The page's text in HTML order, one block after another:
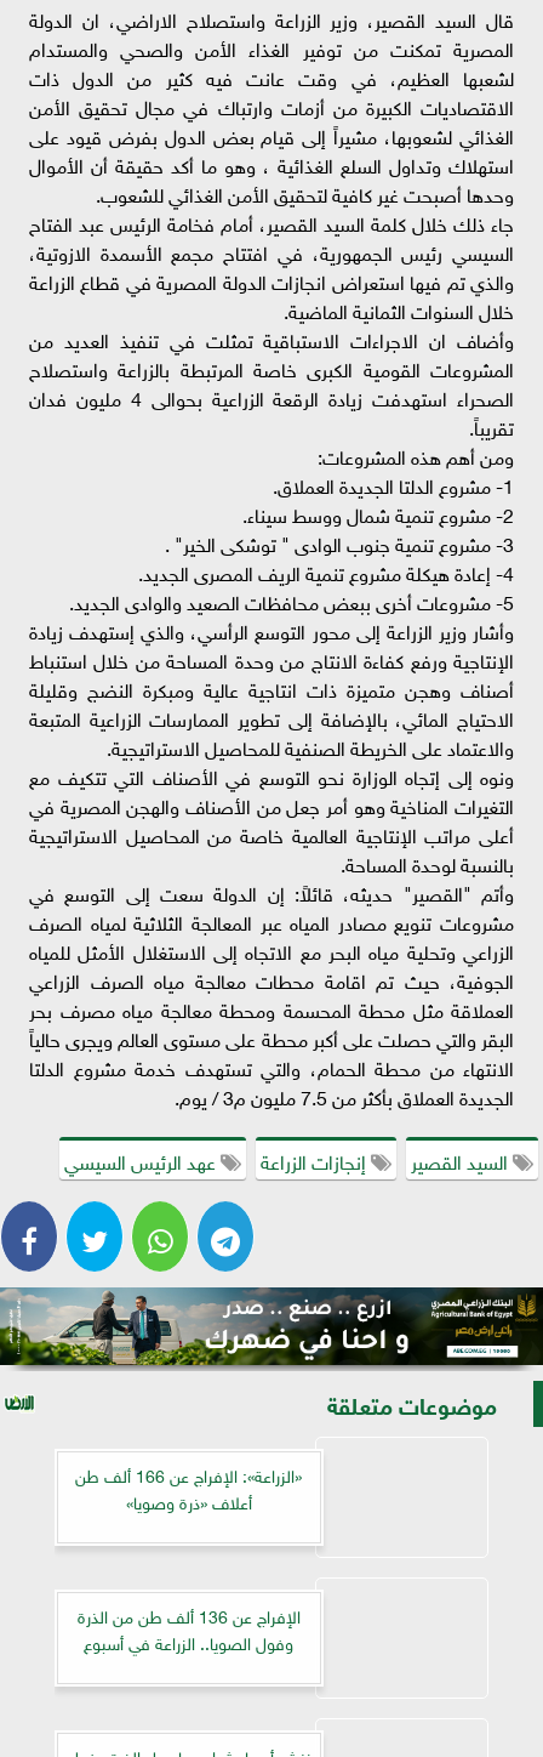
قال السيد القصير، وزير الزراعة واستصلاح الاراضي، ان الدولة
المصرية تمكنت من توفير الغذاء الأمن والصحي والمستدام
لشعبها العظيم، في وقت عانت فيه كثير من الدول ذات
الاقتصاديات الكبيرة من أزمات وارتباك في مجال تحقيق الأمن
الغذائي لشعوبها، مشيراً إلى قيام بعض الدول بفرض قيود على
استهلاك وتداول السلع الغذائية ، وهو ما أكد حقيقة أن الأموال
وحدها أصبحت غير كافية لتحقيق الأمن الغذائي للشعوب.
جاء ذلك خلال كلمة السيد القصير، أمام فخامة الرئيس عبد الفتاح
السيسي رئيس الجمهورية، في افتتاح مجمع الأسمدة الازوتية،
والذي تم فيها استعراض انجازات الدولة المصرية في قطاع الزراعة
خلال السنوات الثمانية الماضية.
وأضاف ان الاجراءات الاستباقية تمثلت في تنفيذ العديد من
المشروعات القومية الكبرى خاصة المرتبطة بالزراعة واستصلاح
الصحراء استهدفت زيادة الرقعة الزراعية بحوالى 4 مليون فدان
تقريباً.
ومن أهم هذه المشروعات:
1- مشروع الدلتا الجديدة العملاق.
2- مشروع تنمية شمال ووسط سيناء.
3- مشروع تنمية جنوب الوادى " توشكى الخير" .
4- إعادة هيكلة مشروع تنمية الريف المصرى الجديد.
5- مشروعات أخرى ببعض محافظات الصعيد والوادى الجديد.
وأشار وزير الزراعة إلى محور التوسع الرأسي، والذي إستهدف زيادة
الإنتاجية ورفع كفاءة الانتاج من وحدة المساحة من خلال استنباط
أصناف وهجن متميزة ذات انتاجية عالية ومبكرة النضج وقليلة
الاحتياج المائي، بالإضافة إلى تطوير الممارسات الزراعية المتبعة
والاعتماد على الخريطة الصنفية للمحاصيل الاستراتيجية.
ونوه إلى إتجاه الوزارة نحو التوسع في الأصناف التي تتكيف مع
التغيرات المناخية وهو أمر جعل من الأصناف والهجن المصرية في
أعلى مراتب الإنتاجية العالمية خاصة من المحاصيل الاستراتيجية
بالنسبة لوحدة المساحة.
وأتم "القصير" حديثه، قائلاً: إن الدولة سعت إلى التوسع في
مشروعات تنويع مصادر المياه عبر المعالجة الثلاثية لمياه الصرف
الزراعي وتحلية مياه البحر مع الاتجاه إلى الاستغلال الأمثل للمياه
الجوفية، حيث تم اقامة محطات معالجة مياه الصرف الزراعي
العملاقة مثل محطة المحسمة ومحطة معالجة مياه مصرف بحر
البقر والتي حصلت على أكبر محطة على مستوى العالم ويجرى حالياً
الانتهاء من محطة الحمام، والتي تستهدف خدمة مشروع الدلتا
الجديدة العملاق بأكثر من 7.5 مليون م3 / يوم.
السيد القصير
إنجازات الزراعة عهد الرئيس السيسي
موضوعات متعلقة
«الزراعة»: الإفراج عن 166 ألف طن
أعلاف «ذرة وصويا»
الإفراج عن 136 ألف طن من الذرة
وفول الصويا.. الزراعة في أسبوع